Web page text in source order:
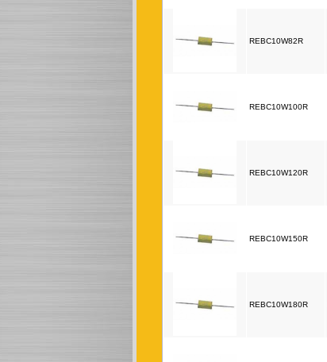
REBC10W82R
REBC10W100R
REBC10W120R
REBC10W150R
REBC10W180R